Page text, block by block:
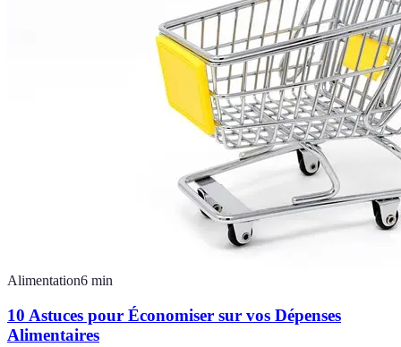
Alimentation6 min
10 Astuces pour Économiser sur vos Dépenses
Alimentaires